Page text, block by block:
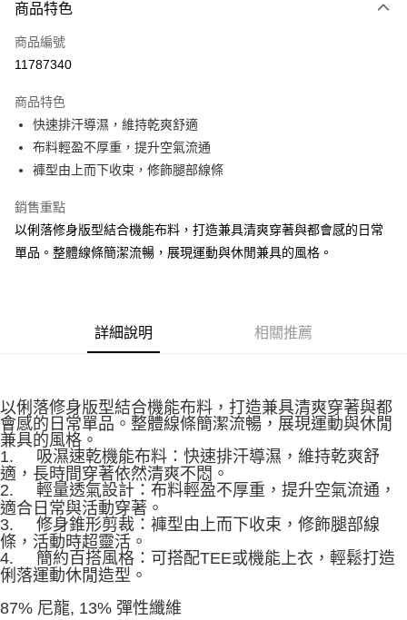
信用卡一次付款
LINE Pay
相關說明
【大哥付你分期使用說明】
1.本服務由台灣大哥大提供，台灣大哥大用戶可立即使用無須另外申請。
2.付款方式選擇「大哥付你分期」，訂單成立後會自動跳轉到大哥付的交易
流程，驗證手機門號後，選擇欲分期的期數、繳款截止日，確認付款後即完
3.實際核准額度、可分期數及費用金額請依後續交易確認頁面所載為準。
4.訂單成立30分鐘內，如未前往確認交易或遇審核未通過，訂單將自動取
消。如遇「轉專審核」未通過狀況，表示未達大哥付你分期系統評分，恕無
法說明評估內容。
2.透過簡訊連結打開帳單後，可選擇「超商條碼／台灣大直營門市／銀行轉
帳／街口支付／iPASS MONEY」等通路繳費。
用戶於交易時，得透過本服務購買商品或服務，並由商店將買賣／分期付款
買賣價金債權讓與本公司後，依約使用本公司帳單繳交帳款。
2.基於同意付款使用「大哥付你分期」之契約關係目的，商店將以您的個人
資料（包含姓名、電話或地址）提供予台灣大哥大進項蒐集、處理及利用，
由本公司與您本人進行分期帳單所需資料之確認、核對及更正。
3.完整用戶服務條款，請詳閱以下連結：https://oppay.tw/userRule
ATM付款
宅配
商品特色
商品編號
11787340
商品特色
快速排汗導濕，維持乾爽舒適
布料輕盈不厚重，提升空氣流通
褲型由上而下收束，修飾腿部線條
銷售重點
以俐落修身版型結合機能布料，打造兼具清爽穿著與都會感的日常
單品。整體線條簡潔流暢，展現運動與休閒兼具的風格。
詳細說明 相關推薦
以俐落修身版型結合機能布料，打造兼具清爽穿著與都
會感的日常單品。整體線條簡潔流暢，展現運動與休閒
兼具的風格。
1.
吸濕速乾機能布料：快速排汗導濕，維持乾爽舒
適，長時間穿著依然清爽不悶。
2.
輕量透氣設計：布料輕盈不厚重，提升空氣流通，
適合日常與活動穿著。
3.
修身錐形剪裁：褲型由上而下收束，修飾腿部線
條，活動時超靈活。
4.
簡約百搭風格：可搭配TEE或機能上衣，輕鬆打造
俐落運動休閒造型。
87% 尼龍, 13% 彈性纖維